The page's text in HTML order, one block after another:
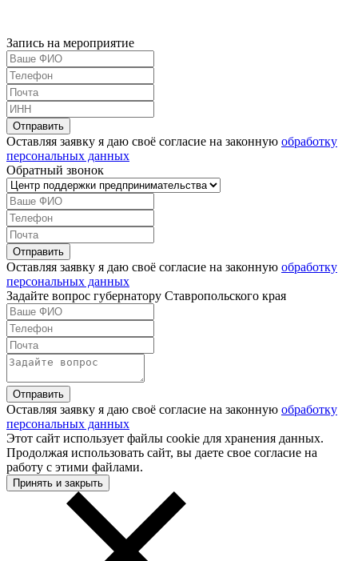
Запись на мероприятие
Оставляя заявку я даю своё согласие на законную обработку
персональных данных
Обратный звонок
Оставляя заявку я даю своё согласие на законную обработку
персональных данных
Задайте вопрос губернатору Ставропольского края
Оставляя заявку я даю своё согласие на законную обработку
персональных данных
Этот сайт использует файлы cookie для хранения данных.
Продолжая использовать сайт, вы даете свое согласие на
работу с этими файлами.
Принять и закрыть